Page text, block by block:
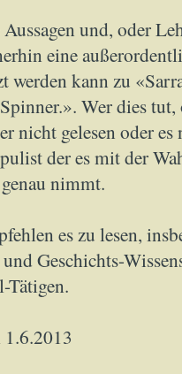
Aussagen und, oder
eine
werden kann zu
Wer dies
nicht gelesen oder
der es mit der
nimmt.
es zu lesen,
Geschichts-
Tätigen.
1.6.2013